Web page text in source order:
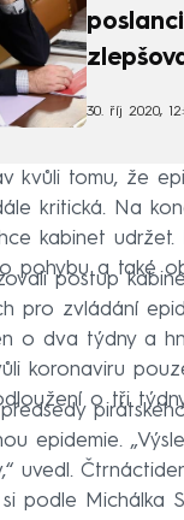
30. říj 2020,
kvůli tomu, že
kritická. Na
kabinet
pohybu a také
postup
pro zvládání
o dva týdny a
koronaviru
o tři
epidemie.
uvedl.
podle Michálka